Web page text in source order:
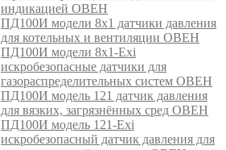
индикацией ОВЕН
ПД100И модели 8х1 датчики давления
для котельных и вентиляции ОВЕН
ПД100И модели 8х1-Exi
искробезопасные датчики для
газораспределительных систем ОВЕН
ПД100И модель 121 датчик давления
для вязких, загрязнённых сред ОВЕН
ПД100И модель 121-Exi
искробезопасный датчик давления для